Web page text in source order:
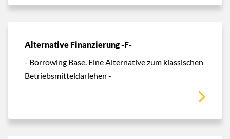
Alternative Finanzierung -F-
- Borrowing Base. Eine Alternative zum klassischen
Betriebsmitteldarlehen -